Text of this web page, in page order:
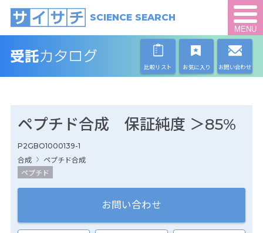
SCIENCE SEARCH
MENU
比較リスト お気に入り お問い合わせ
ペプチド合成 保証純度 ＞85%
P2GBO1000139-1
合成
ペプチド合成
ペプチド
お問い合わせ